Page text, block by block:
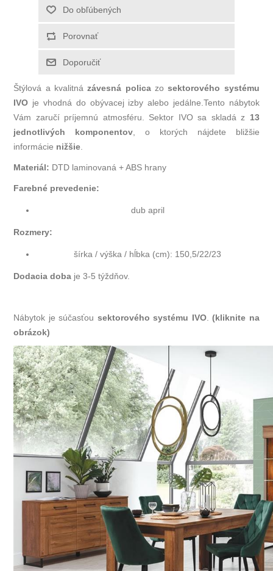
Štýlová a kvalitná závesná policazosektorového systému
IVO je vhodná do obývacej izby alebo jedálne.Tento nábytok
Vám zaručí príjemnú atmosféru. Sektor IVO sa skladá z 13
jednotlivých komponentov, o ktorých nájdete bližšie
informácie nižšie.
Materiál: DTD laminovaná + ABS hrany
Farebné prevedenie:
dub april
Rozmery:
šírka / výška / hĺbka (cm): 150,5/22/23
Dodacia doba je 3-5 týždňov.
Nábytok je súčasťou sektorového systému IVO.(kliknite na
obrázok)